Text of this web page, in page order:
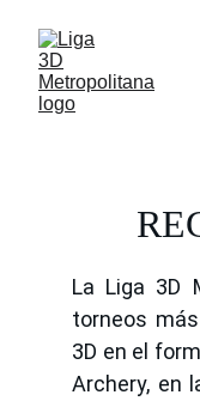
La Liga 3D
torneos
3D en el
Archery, en